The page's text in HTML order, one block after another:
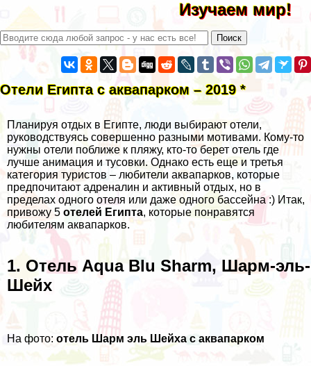
Изучаем мир!
Отели Египта с аквапарком – 2019 *
Планируя отдых в Египте, люди выбирают отели,
руководствуясь совершенно разными мотивами. Кому-то
нужны отели поближе к пляжу, кто-то берет отель где
лучше анимация и тусовки. Однако есть еще и третья
категория туристов – любители аквапарков, которые
предпочитают адреналин и активный отдых, но в
пределах одного отеля или даже одного бассейна :) Итак,
привожу 5 отелей Египта, которые понравятся
любителям аквапарков.
1. Отель Aqua Blu Sharm, Шарм-эль-
Шейх
На фото: отель Шарм эль Шейха с аквапарком